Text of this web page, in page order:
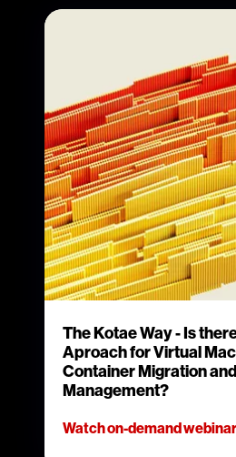
The Kotae Way - Is
Aproach for Virtual
Container Migration and
Management?
Watch on-demand webinar